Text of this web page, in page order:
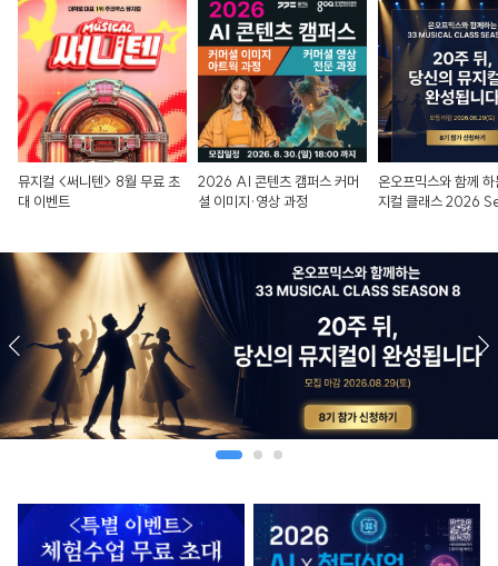
뮤지컬 <써니텐> 8월 무료 초
대 이벤트
2026 AI 콘텐츠 캠퍼스 커머
셜 이미지·영상 과정
온오프믹스와 함께
지컬 클래스 2026